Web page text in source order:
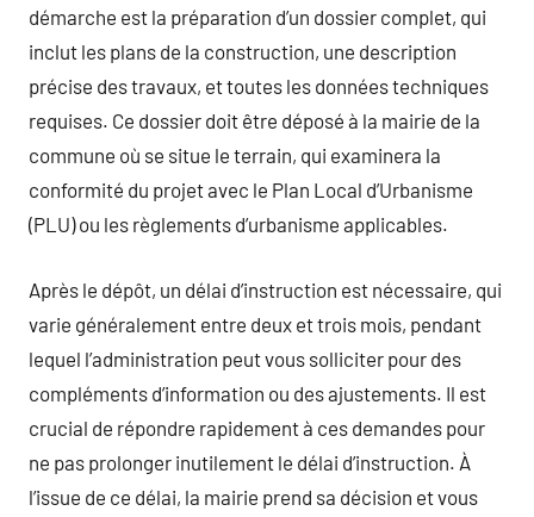
démarche est la préparation d’un dossier complet, qui
inclut les plans de la construction, une description
précise des travaux, et toutes les données techniques
requises. Ce dossier doit être déposé à la mairie de la
commune où se situe le terrain, qui examinera la
conformité du projet avec le Plan Local d’Urbanisme
(PLU) ou les règlements d’urbanisme applicables.
Après le dépôt, un délai d’instruction est nécessaire, qui
varie généralement entre deux et trois mois, pendant
lequel l’administration peut vous solliciter pour des
compléments d’information ou des ajustements. Il est
crucial de répondre rapidement à ces demandes pour
ne pas prolonger inutilement le délai d’instruction. À
l’issue de ce délai, la mairie prend sa décision et vous